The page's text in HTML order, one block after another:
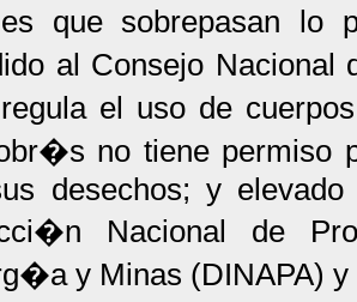
que sobrepasan lo
al Consejo
el uso de
no tiene permiso
desechos; y
Nacional de
y Minas (DINAPA)